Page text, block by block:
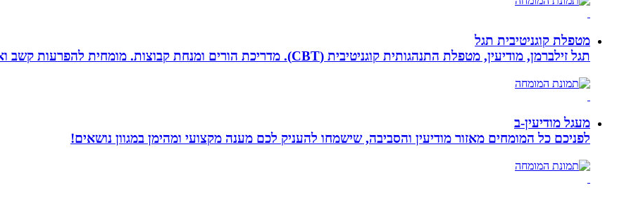
מטפלת קוגניטיבית תגל
תגל זילברמן, מודיעין, מטפלת התנהגותית קוגניטיבית (CBT). מדריכת הורים ומנחת קבוצות. מומחית להפרעות קשב ואכילה רגשית. מטפלת בילדים, מתבגרים ומבוגרים.
מעגל מודיעין-ב
לפניכם כל המומחים מאזור מודיעין והסביבה, שישמחו להעניק לכם מענה מקצועי ומהימן במגוון נושאים!